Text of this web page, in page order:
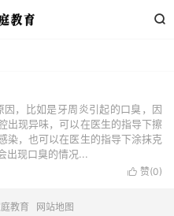

，比如是牙周炎引起的口臭，因
出现异味，可以在医生的指导下擦
染，也可以在医生的指导下涂抹克
出现口臭的情况...
 赞(0)
教育 网站地图